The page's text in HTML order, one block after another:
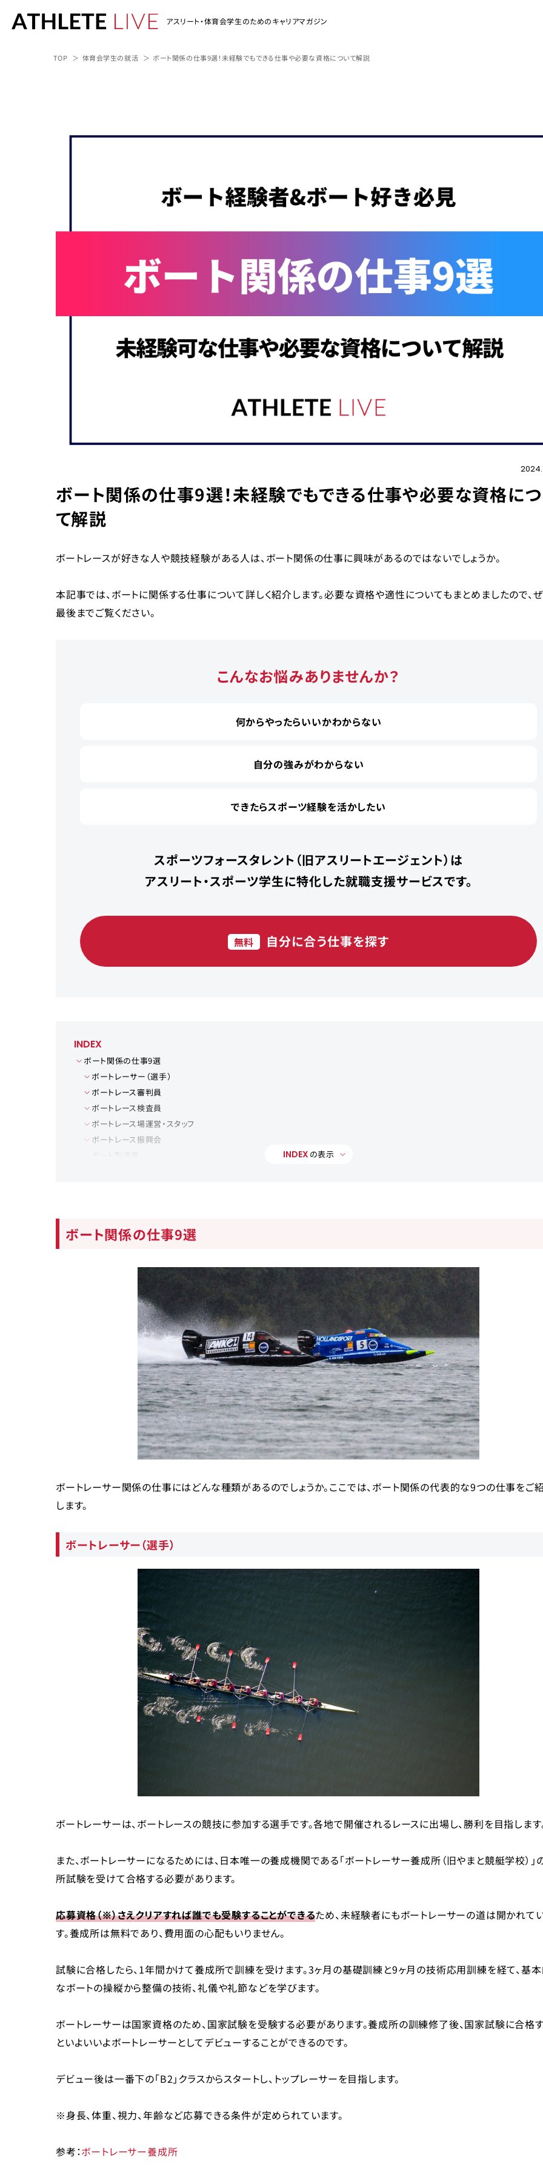
アスリート・体育会学生のためのキャリアマガジン
TOP 体育会学生の就活 ボート関係の仕事9選！未経験でもできる仕事や必要な資格について解説
ボート関係の仕事9選！未経験でもできる仕事や必要な資格に
て解説
ボートレースが好きな人や競技経験がある人は、ボート関係の仕事に興味があるのではないでしょうか。
本記事では、ボートに関係する仕事について詳しく紹介します。必要な資格や適性についてもまとめましたので、
最後までご覧ください。
こんなお悩みありませんか？
何からやったらいいかわからない
自分の強みがわからない
できたらスポーツ経験を活かしたい
スポーツフォースタレント（旧アスリートエージェント）は
アスリート・スポーツ学生に特化した就職支援サービスです。
無料 自分に合う仕事を探す
INDEX
ボート関係の仕事9選
ボートレーサー（選手）
ボートレース審判員
ボートレース検査員
ボートレース場運営・スタッフ
ボートレース振興会
ボートレーサー
ボートレース検査員
ボート関係の仕事に必要な適性は？
ボートに関する専門知識
競技やスポーツの対する情熱
強靭な体力と安定した情緒
手先の器用さや正確性
未経験でもボート関係の仕事に就ける？
ボート関係の仕事の探し方
インターネット・SNS
学校からの紹介
知人からの紹介
まとめ
INDEX の表示
ボート関係の仕事9選
ボートレーサー関係の仕事にはどんな種類があるのでしょうか。ここでは、ボート関係の代表的な9つの仕事をご
します。
ボートレーサー（選手）
ボートレーサーは、ボートレースの競技に参加する選手です。各地で開催されるレースに出場し、勝利を目指します
また、ボートレーサーになるためには、日本唯一の養成機関である「ボートレーサー養成所（旧やまと競艇学校）」
所試験を受けて合格する必要があります。
応募資格（※）さえクリアすれば誰でも受験することができるため、未経験者にもボートレーサーの道は開かれて
す。養成所は無料であり、費用面の心配もいりません。
試験に合格したら、1年間かけて養成所で訓練を受けます。3ヶ月の基礎訓練と9ヶ月の技術応用訓練を経て、基
なボートの操縦から整備の技術、礼儀や礼節などを学びます。
ボートレーサーは国家資格のため、国家試験を受験する必要があります。養成所の訓練修了後、国家試験に合格
といよいいよボートレーサーとしてデビューすることができるのです。
デビュー後は一番下の「B2」クラスからスタートし、トップレーサーを目指します。
※身長、体重、視力、年齢など応募できる条件が定められています。
参考：ボートレーサー養成所